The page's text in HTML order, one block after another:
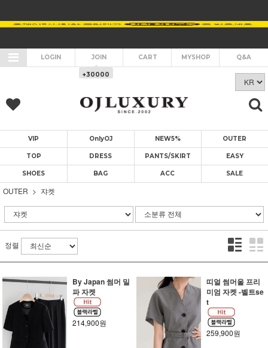
LOGIN
JOIN
+30000
CART MYSHOP Q&A
VIP OnlyOJ NEW5% OUTER
TOP DRESS PANTS/SKIRT EASY
SHOES BAG ACC SALE
OUTER 쟈켓
정렬
By Japan 썸머 밀
파 자켓
214,900원
띠얼 썸머울 프리
미엄 자켓 -벨트se
t
259,900원